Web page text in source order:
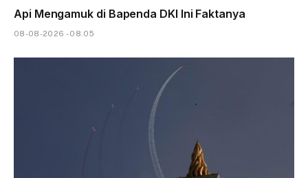
Api Mengamuk di Bapenda DKI Ini Faktanya
08-08-2026 - 08.05